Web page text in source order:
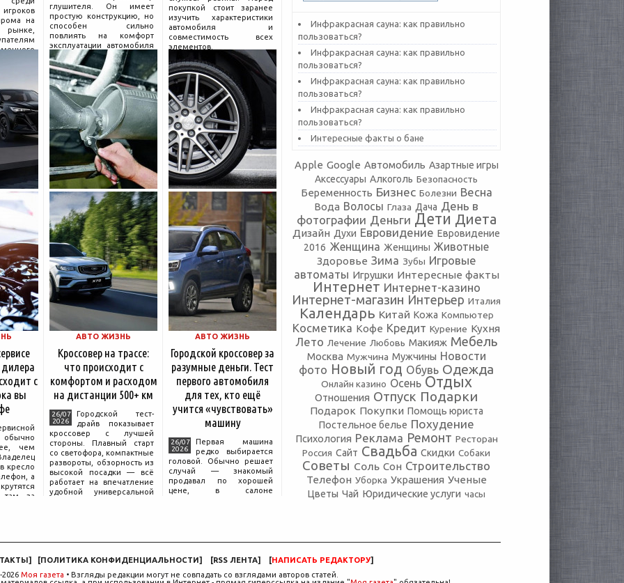
на
глушителя. Он имеет
простую конструкцию, но
способен сильно
повлиять на комфорт
эксплуатации автомобиля
и правильную работу
выхлопа.
Для чего нужен
резонатор
покупкой стоит заранее
изучить характеристики
автомобиля и
совместимость всех
элементов.
с
вы
чем
кресло
а
там, за
АВТО ЖИЗНЬ
Кроссовер на трассе:
что происходит с
комфортом и расходом
на дистанции 500+ км
26/07
2026
Городской тест-
драйв показывает
кроссовер с лучшей
стороны. Плавный старт
со светофора, компактные
развороты, обзорность из
высокой посадки — всё
работает на впечатление
удобной универсальной
АВТО ЖИЗНЬ
Городской кроссовер за
разумные деньги. Тест
первого автомобиля
для тех, кто ещё
учится «чувствовать»
машину
26/07
2026
Первая машина
редко выбирается
головой. Обычно решает
случай — знакомый
продавал по хорошей
цене, в салоне
компромисса между
Инфракрасная сауна: как правильно
пользоваться?
Инфракрасная сауна: как правильно
пользоваться?
Инфракрасная сауна: как правильно
пользоваться?
Инфракрасная сауна: как правильно
пользоваться?
Интересные факты о бане
Apple Google Автомобиль Азартные игры
Аксессуары Алкоголь Безопасность
Беременность Бизнес Болезни Весна
Вода Волосы Глаза Дача День в
фотографии Деньги Дети Диета
Дизайн Духи Евровидение Евровидение
2016 Женщина Женщины Животные
Здоровье Зима Зубы Игровые
автоматы Игрушки Интересные факты
Интернет Интернет-казино
Интернет-магазин Интерьер Италия
Календарь Китай Кожа Компьютер
Косметика Кофе Кредит Курение Кухня
Лето Лечение Любовь Макияж Мебель
Москва Мужчина Мужчины Новости
фото Новый год Обувь Одежда
Онлайн казино Осень Отдых
Отношения Отпуск Подарки
Подарок Покупки Помощь юриста
Постельное белье Похудение
Психология Реклама Ремонт Ресторан
Россия Сайт Свадьба Скидки Собаки
Советы Соль Сон Строительство
Телефон Уборка Украшения Ученые
Цветы Чай Юридические услуги часы
] [ПОЛИТИКА КОНФИДЕНЦИАЛЬНОСТИ] [RSS ЛЕНТА] [НАПИСАТЬ РЕДАКТОРУ]
2026 Моя газета • Взгляды редакции могут не совпадать со взглядами авторов статей.